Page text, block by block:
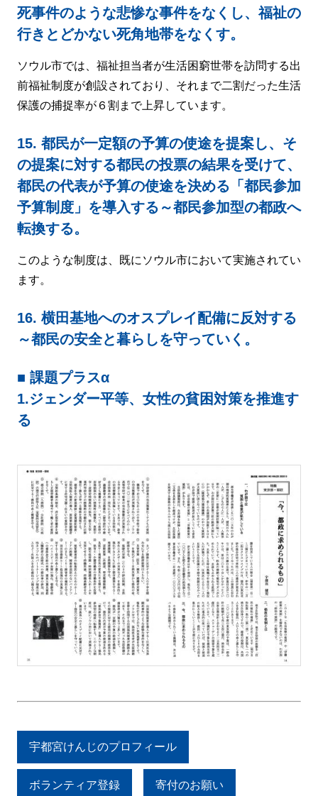
死事件のような悲惨な事件をなくし、福祉の
行きとどかない死角地帯をなくす。
ソウル市では、福祉担当者が生活困窮世帯を訪問する出
前福祉制度が創設されており、それまで二割だった生活
保護の捕捉率が６割まで上昇しています。
15. 都民が一定額の予算の使途を提案し、そ
の提案に対する都民の投票の結果を受けて、
都民の代表が予算の使途を決める「都民参加
予算制度」を導入する～都民参加型の都政へ
転換する。
このような制度は、既にソウル市において実施されてい
ます。
16. 横田基地へのオスプレイ配備に反対する
～都民の安全と暮らしを守っていく。
■ 課題プラスα
1.ジェンダー平等、女性の貧困対策を推進す
る
宇都宮けんじのプロフィール
ボランティア登録 寄付のお願い